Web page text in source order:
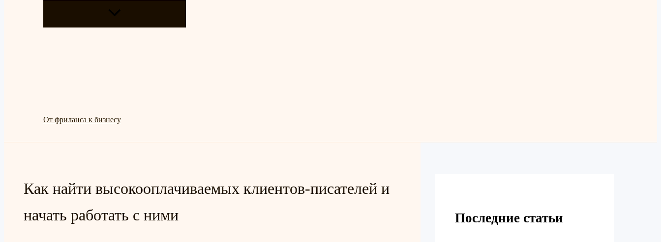
ПЕРЕКЛЮЧАТЕЛЬ
МЕНЮ
От фриланса к бизнесу
Как найти высокооплачиваемых клиентов-писателей и
начать работать с ними
Последние статьи